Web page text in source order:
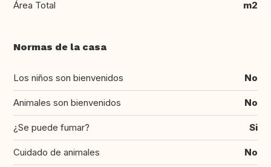
Área Total m2
Normas de la casa
Los niños son bienvenidos No
Animales son bienvenidos No
¿Se puede fumar? Si
Cuidado de animales No